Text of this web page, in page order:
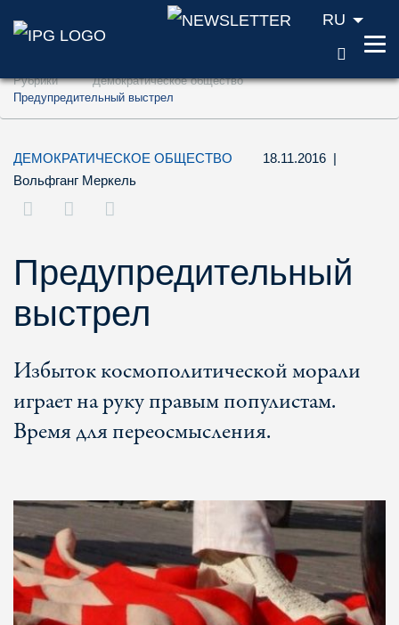
Перейти к содержанию (ключ доступа
Перейти к поиску (ключ доступа '2')
RU
Рубрики
Демократическое общество
Предупредительный выстрел
ДЕМОКРАТИЧЕСКОЕ ОБЩЕСТВО 18.11.2016 |
Вольфганг Меркель
Предупредительный
выстрел
Избыток космополитической морали
играет на руку правым популистам.
Время для переосмысления.